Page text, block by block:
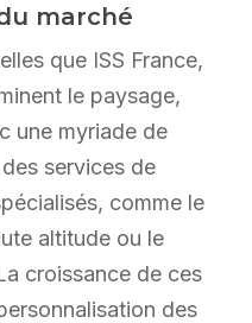
marché
que ISS France,
le paysage,
une myriade de
services de
comme le
altitude ou le
croissance de ces
des